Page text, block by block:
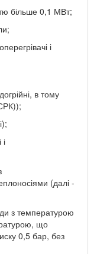
більше 0,1 МВт;
і
в тому
(далі -
з температурою
що
0,5 бар, без